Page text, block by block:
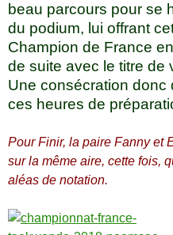
beau parcours pour se
du podium, lui offrant
Champion de France
de suite avec le titre de
Une consécration donc
ces heures de
Pour Finir, la paire Fanny et
sur la même aire, cette fois,
aléas de notation.